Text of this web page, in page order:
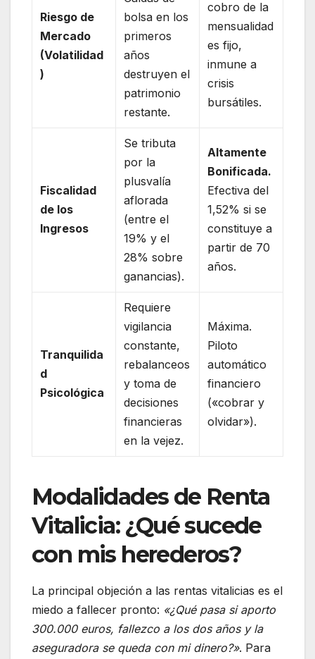
Riesgo de
Mercado
(Volatilidad
)
bolsa en los
primeros
años
destruyen el
patrimonio
restante.
cobro de la
mensualidad
es fijo,
inmune a
crisis
bursátiles.
Fiscalidad
de los
Ingresos
Se tributa
por la
plusvalía
aflorada
(entre el
19% y el
28% sobre
ganancias).
Altamente
Bonificada.
Efectiva del
1,52% si se
constituye a
partir de 70
años.
Tranquilida
d
Psicológica
Requiere
vigilancia
constante,
rebalanceos
y toma de
decisiones
financieras
en la vejez.
Máxima.
Piloto
automático
financiero
(«cobrar y
olvidar»).
Modalidades de Renta
Vitalicia: ¿Qué sucede
con mis herederos?
La principal objeción a las rentas vitalicias es el
miedo a fallecer pronto: «¿Qué pasa si aporto
300.000 euros, fallezco a los dos años y la
aseguradora se queda con mi dinero?». Para